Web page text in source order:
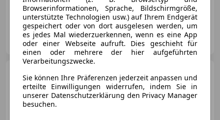
07/2010 175 000 km Diesel 77 kW (105 PS)
Privat
AT-6870 Bezau
Alltrack 2,0 TDI Alltrack
Browserinformationen, Sprache, Bildschirmgröße,
unterstützte Technologien usw.) auf Ihrem Endgerät
gespeichert oder von dort ausgelesen werden, um
es jedes Mal wiederzuerkennen, wenn es eine App
oder einer Webseite aufruft. Dies geschieht für
einen oder mehrere der hier aufgeführten
Verarbeitungszwecke.
Sie können Ihre Präferenzen jederzeit anpassen und
erteilte Einwilligungen widerrufen, indem Sie in
unserer Datenschutzerklärung den Privacy Manager
besuchen.